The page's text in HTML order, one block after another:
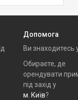
Допомога
Ви знаходитесь
Обираєте, де
орендувати
під захід у
м. Київ?